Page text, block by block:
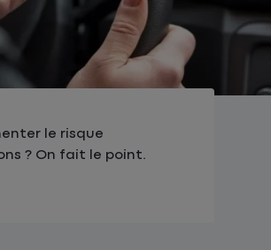
le risque
? On fait le point.